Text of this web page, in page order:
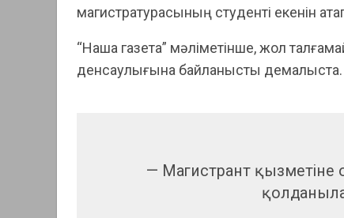
магистратурасының студенті екенін
“Наша газета” мәліметінше, жол
денсаулығына байланысты демалыста.
— Магистрант қызметіне